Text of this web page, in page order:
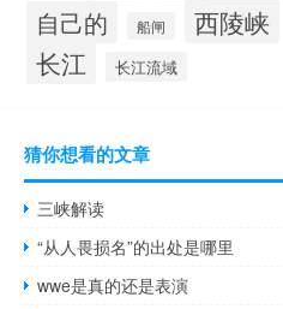
自己的 船闸 西陵峡
长江 长江流域
猜你想看的文章
三峡解读
“从人畏损名”的出处是哪里
wwe是真的还是表演